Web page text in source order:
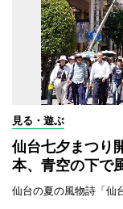
見る・遊ぶ
仙台七夕まつ
本、青空の下で
仙台の夏の風物詩「仙